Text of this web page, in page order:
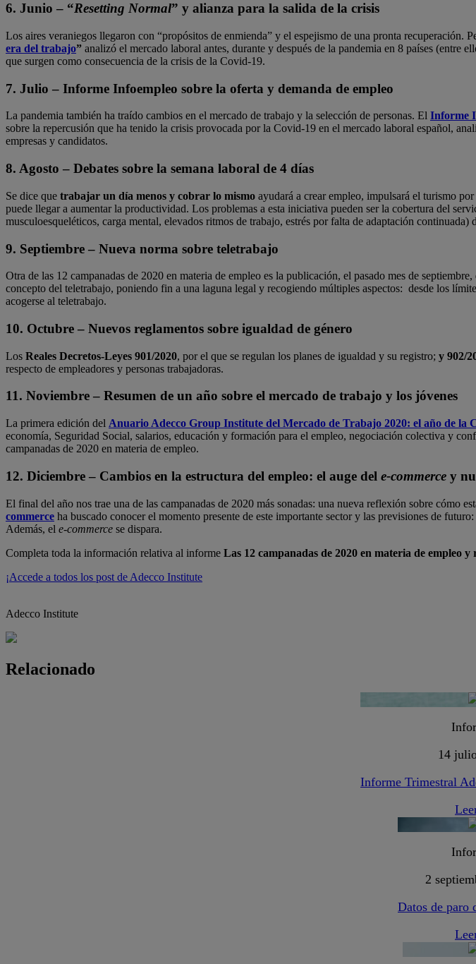
6. Junio – “Resetting Normal” y alianza para la salida de la crisis
Los aires veraniegos llegaron con “propósitos de enmienda” y el espejismo de una pronta
era del trabajo” analizó el mercado laboral antes, durante y después de la pandemia en 8 países
que surgen como consecuencia de la crisis de la Covid-19.
7. Julio – Informe Infoempleo sobre la oferta y demanda de empleo
La pandemia también ha traído cambios en el mercado de trabajo y la selección de personas. El Informe
sobre la repercusión que ha tenido la crisis provocada por la Covid-19 en el mercado laboral español,
empresas y candidatos.
8. Agosto – Debates sobre la semana laboral de 4 días
Se dice que trabajar un día menos y cobrar lo mismo ayudará a crear empleo, impulsará el turismo
puede llegar a aumentar la productividad. Los problemas a esta iniciativa pueden ser la cobertura del
musculoesqueléticos, carga mental, elevados ritmos de trabajo, estrés por falta de adaptación
9. Septiembre – Nueva norma sobre teletrabajo
Otra de las 12 campanadas de 2020 en materia de empleo es la publicación, el pasado mes de septiembre,
concepto del teletrabajo, poniendo fin a una laguna legal y recogiendo múltiples aspectos: desde los
acogerse al teletrabajo.
10. Octubre – Nuevos reglamentos sobre igualdad de género
Los Reales Decretos-Leyes 901/2020, por el que se regulan los planes de igualdad y su registro; y 902/
respecto de empleadores y personas trabajadoras.
11. Noviembre – Resumen de un año sobre el mercado de trabajo y los jóvenes
La primera edición del Anuario Adecco Group Institute del Mercado de Trabajo 2020: el año de la
economía, Seguridad Social, salarios, educación y formación para el empleo, negociación colectiva y
campanadas de 2020 en materia de empleo.
12. Diciembre – Cambios en la estructura del empleo: el auge del e-commerce y
El final del año nos trae una de las campanadas de 2020 más sonadas: una nueva reflexión sobre cómo
commerce ha buscado conocer el momento presente de este importante sector y las previsiones de
Además, el e-commerce se dispara.
Completa toda la información relativa al informe Las 12 campanadas de 2020 en materia de empleo y
¡Accede a todos los post de Adecco Institute
Adecco Institute
Relacionado
14
Informe Trimestral
2
Datos de paro